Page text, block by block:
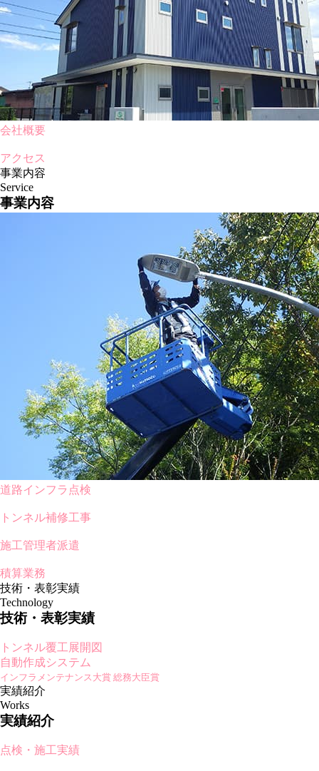
会社概要
アクセス
事業内容
Service
事業内容
道路インフラ点検
トンネル補修工事
施工管理者派遣
積算業務
技術・表彰実績
Technology
技術・表彰実績
トンネル覆工展開図
自動作成システム
インフラメンテナンス大賞 総務大臣賞
実績紹介
Works
実績紹介
点検・施工実績